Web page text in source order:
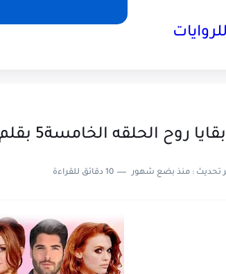
روح الحلقه الخامسة5 بقلم مروة نصار
تحديث : منذ بضع شهور 10 دقائق للقراءة